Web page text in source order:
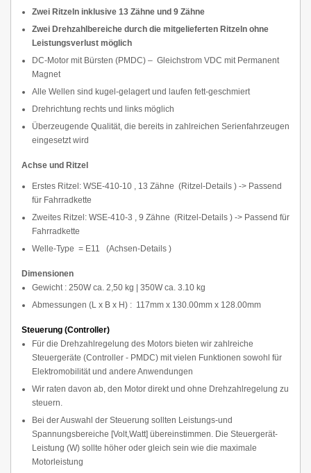
Zwei Ritzeln inklusive 13 Zähne und 9 Zähne
Zwei Drehzahlbereiche durch die mitgelieferten Ritzeln ohne
Leistungsverlust möglich
DC-Motor mit Bürsten (PMDC) – Gleichstrom VDC mit Permanent
Magnet
Alle Wellen sind kugel-gelagert und laufen fett-geschmiert
Drehrichtung rechts und links möglich
Überzeugende Qualität, die bereits in zahlreichen Serienfahrzeugen
eingesetzt wird
Achse und Ritzel
Erstes Ritzel: WSE-410-10 , 13 Zähne (Ritzel-Details ) -> Passend
für Fahrradkette
Zweites Ritzel: WSE-410-3 , 9 Zähne (Ritzel-Details ) -> Passend für
Fahrradkette
Welle-Type = E11 (Achsen-Details )
Dimensionen
Gewicht : 250W ca. 2,50 kg | 350W ca. 3.10 kg
Abmessungen (L x B x H) : 117mm x 130.00mm x 128.00mm
Steuerung (Controller)
Für die Drehzahlregelung des Motors bieten wir zahlreiche
Steuergeräte (Controller - PMDC) mit vielen Funktionen sowohl für
Elektromobilität und andere Anwendungen
Wir raten davon ab, den Motor direkt und ohne Drehzahlregelung zu
steuern.
Bei der Auswahl der Steuerung sollten Leistungs-und
Spannungsbereiche [Volt,Watt] übereinstimmen. Die Steuergerät-
Leistung (W) sollte höher oder gleich sein wie die maximale
Motorleistung